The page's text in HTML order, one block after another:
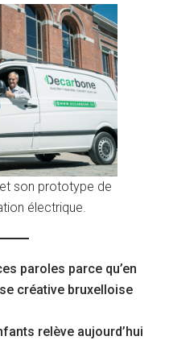
son prototype de
électrique.
paroles parce qu’en
créative bruxelloise
relève aujourd’hui